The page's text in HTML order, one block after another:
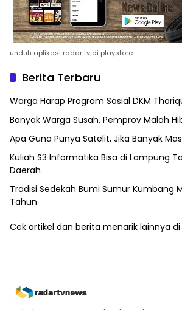
unduh aplikasi radar tv di playstore
Berita Terbaru
Warga Harap Program Sosial DKM
Banyak Warga Susah, Pemprov Malah
Apa Guna Punya Satelit, Jika Banyak
Kuliah S3 Informatika Bisa di Lampung
Daerah
Tradisi Sedekah Bumi Sumur Kumbang
Tahun
Cek artikel dan berita menarik lainnya di